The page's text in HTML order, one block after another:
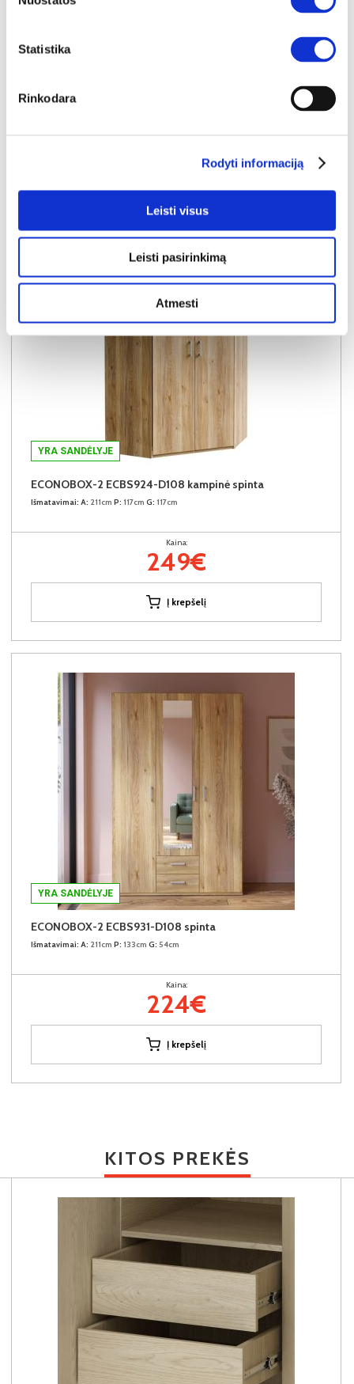
Statistika
Rinkodara
Rodyti informaciją
Leisti visus
Leisti pasirinkimą
Atmesti
YRA SANDĖLYJE
ECONOBOX-2 ECBS921-D108 spinta
Į krepšelį
YRA SANDĖLYJE
ECONOBOX-2 ECBS924-D108 kampinė spinta
Išmatavimai: A: 211cm P: 117cm G: 117cm
Kaina:
249€
Į krepšelį
YRA SANDĖLYJE
ECONOBOX-2 ECBS931-D108 spinta
Išmatavimai: A: 211cm P: 133cm G: 54cm
Kaina:
224€
Į krepšelį
KITOS PREKĖS